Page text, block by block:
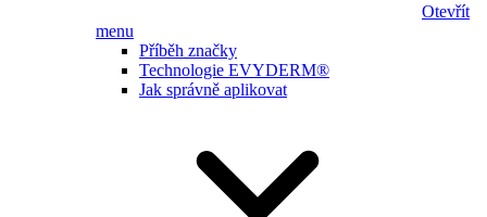
Otevřít
menu
Příběh značky
Technologie EVYDERM®
Jak správně aplikovat